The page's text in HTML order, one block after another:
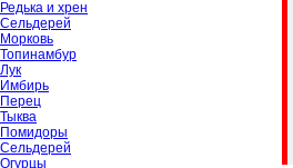
Редька и хрен
Сельдерей
Морковь
Топинамбур
Лук
Имбирь
Перец
Тыква
Помидоры
Сельдерей
Огурцы